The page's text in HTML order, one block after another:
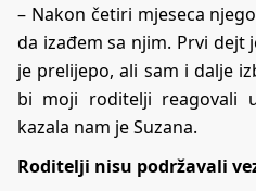
– Nakon četiri mjeseca
da izađem sa njim. Prvi dejt
je prelijepo, ali sam i dalje
bi moji roditelji reagovali
kazala nam je Suzana.
Roditelji nisu podržavali